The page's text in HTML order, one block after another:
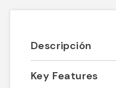
Descripción
Key Features